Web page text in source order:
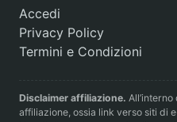
Accedi
Privacy Policy
Termini e Condizioni